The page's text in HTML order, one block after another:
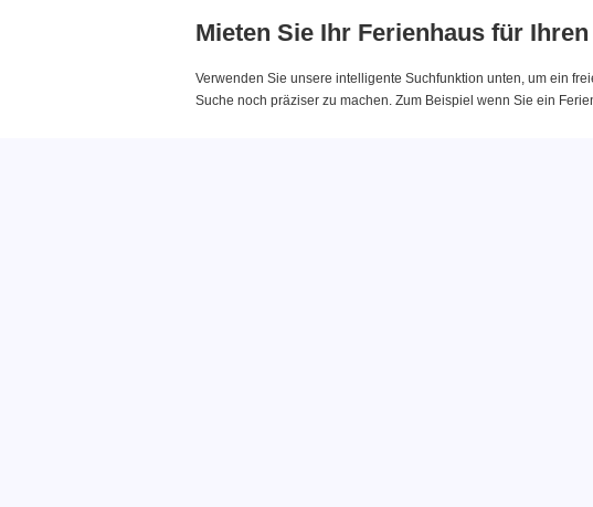
Mieten Sie Ihr Ferienhaus für
Verwenden Sie unsere intelligente Suchfunktion unten, um ein
Suche noch präziser zu machen. Zum Beispiel wenn Sie ein